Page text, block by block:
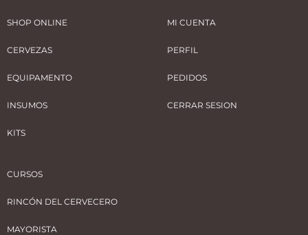
SHOP ONLINE
CERVEZAS
EQUIPAMENTO
INSUMOS
KITS
MI CUENTA
PERFIL
PEDIDOS
CERRAR SESION
CURSOS
RINCÓN DEL CERVECERO
MAYORISTA